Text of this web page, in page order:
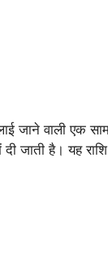
जाने वाली एक
जाती है। यह